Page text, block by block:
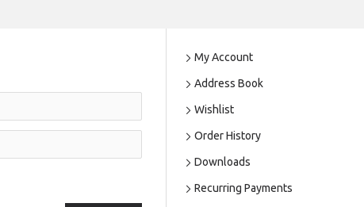
My Account
Address Book
Wishlist
Order History
Downloads
Recurring Payments